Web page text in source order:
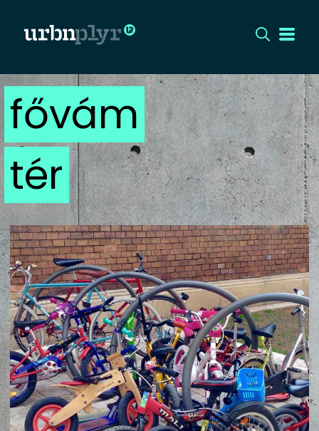
CÍMLAP
DIZÁJN
DIVAT
HIP
KULT
UTCA
ZENE
MÉDIAAJÁNLAT
IMPRESSZUM
PR-ARCHÍVUM
ADATKEZELÉSI TÁJÉKOZTATÓ
fővám
tér